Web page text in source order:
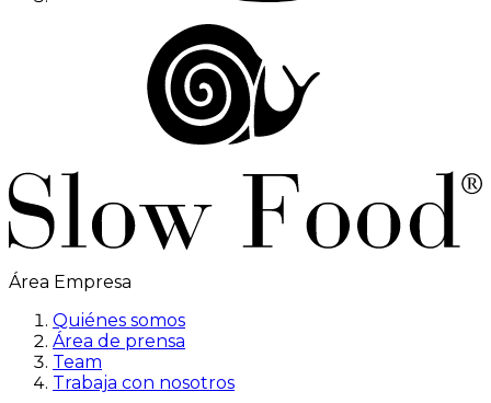
Área Empresa
Quiénes somos
Área de prensa
Team
Trabaja con nosotros